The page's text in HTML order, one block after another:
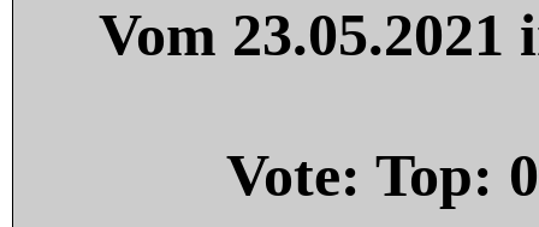
Vom
Vote: Top: 0